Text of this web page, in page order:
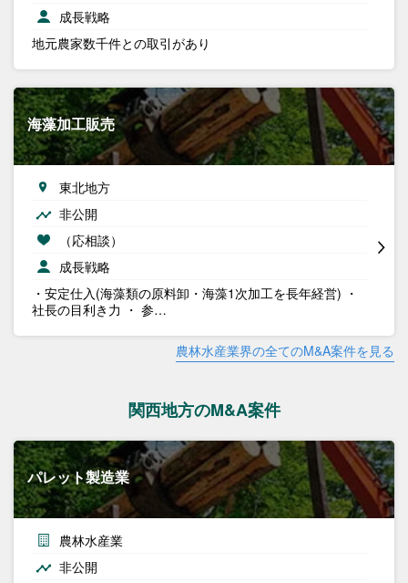
成長戦略
地元農家数千件との取引があり
海藻加工販売
東北地方
非公開
（応相談）
成長戦略
・安定仕入(海藻類の原料卸・海藻1次加工を長年経営) ・
社長の目利き力 ・ 参…
農林水産業界の全てのM&A案件を見る
関西地方のM&A案件
パレット製造業
農林水産業
非公開